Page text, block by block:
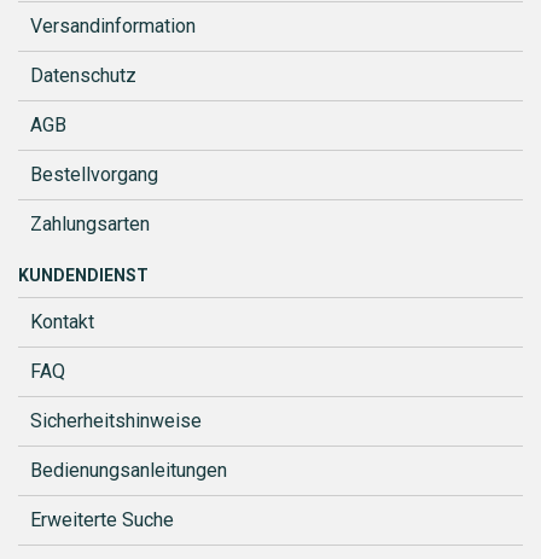
Versandinformation
Datenschutz
AGB
Bestellvorgang
Zahlungsarten
KUNDENDIENST
Kontakt
FAQ
Sicherheitshinweise
Bedienungsanleitungen
Erweiterte Suche